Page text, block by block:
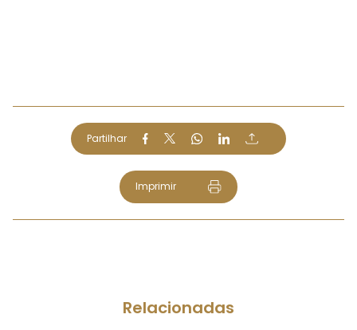
Partilhar
Imprimir
Relacionadas